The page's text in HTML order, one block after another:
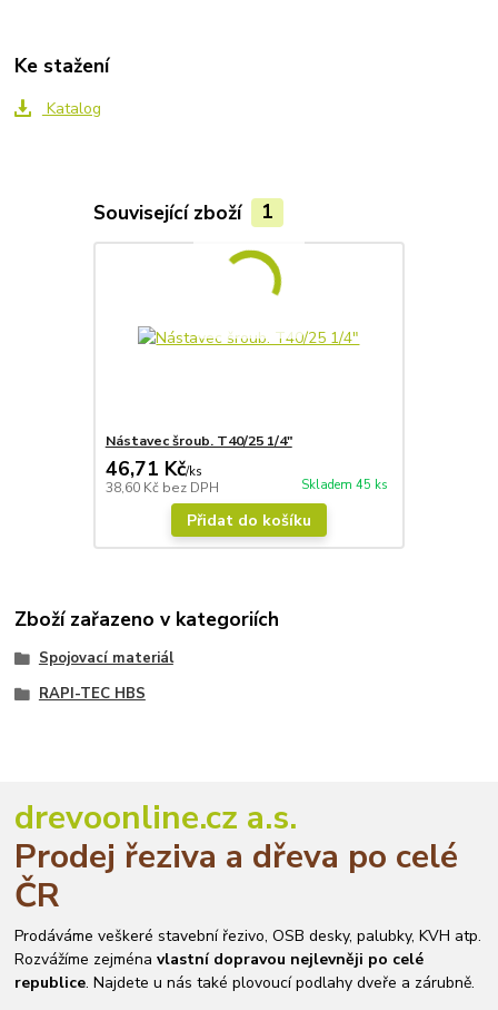
Ke stažení
Katalog
Související zboží 1
Nástavec šroub. T40/25 1/4"
46,71 Kč/ks
38,60 Kč bez DPH Skladem 45 ks
Přidat do košíku
Zboží zařazeno v kategoriích
Spojovací materiál
RAPI-TEC HBS
drevoonline.cz a.s.
Prodej řeziva a dřeva po celé
ČR
Prodáváme veškeré stavební řezivo, OSB desky, palubky, KVH atp.
Rozvážíme zejménavlastní dopravou nejlevněji po celé
republice. Najdete u nás také plovoucí podlahy dveře a zárubně.